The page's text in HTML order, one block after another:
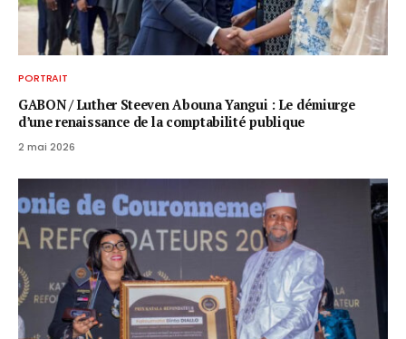
PORTRAIT
GABON / ​Luther Steeven Abouna Yangui : Le démiurge
d’une renaissance de la comptabilité publique
2 mai 2026